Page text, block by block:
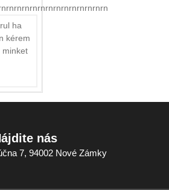
ha
kérem
minket
nás
7, 94002 Nové Zámky